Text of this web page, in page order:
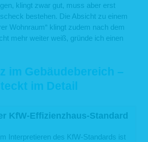
klingt zwar gut, muss aber erst
bestehen. Die Absicht zu einem
Wohnraum“ klingt zudem nach dem
mehr weiter weiß, gründe ich einen
im Gebäudebereich –
im Detail
KfW-Effizienzhaus-Standard
Interpretieren des KfW-Standards ist